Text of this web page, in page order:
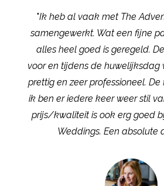
"Ik heb al vaak met The
samengewerkt. Wat een fijne
alles heel goed is geregeld.
voor en tijdens de huwelijksdag
prettig en zeer professioneel. De
ik ben er iedere keer weer stil
prijs/kwaliteit is ook erg goed
Weddings. Een absolute